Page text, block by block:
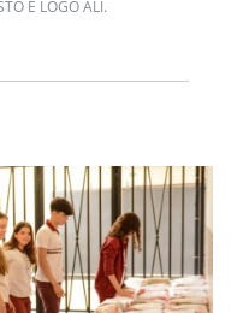
É LOGO ALI.